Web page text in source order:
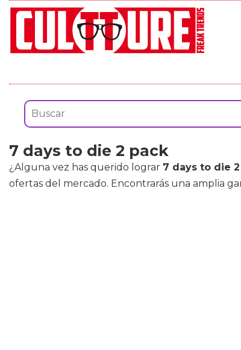
7 days to die 2 pack
¿Alguna vez has querido lograr 7 days to die
ofertas del mercado. Encontrarás una amplia